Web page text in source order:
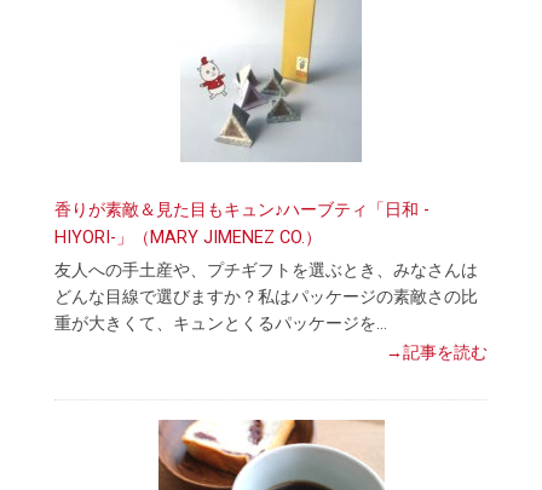
香りが素敵＆見た目もキュン♪ハーブティ「日和 -
HIYORI-」（MARY JIMENEZ CO.）
友人への手土産や、プチギフトを選ぶとき、みなさんは
どんな目線で選びますか？私はパッケージの素敵さの比
重が大きくて、キュンとくるパッケージを…
→記事を読む